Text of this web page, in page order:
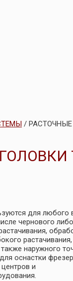
/ РАСТОЧНЫЕ
для любого
чернового либо
растачивания,
наружного
оснастки
и